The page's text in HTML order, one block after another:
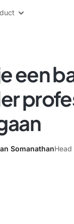
een
Somanathan